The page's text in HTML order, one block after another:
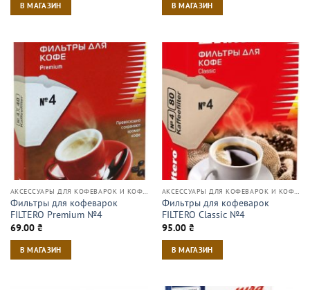
В МАГАЗИН В МАГАЗИН
АКСЕССУАРЫ ДЛЯ КОФЕВАРОК И КОФЕМАШИН
Фильтры для кофеварок
FILTERO Premium №4
69.00 ₴
В МАГАЗИН
АКСЕССУАРЫ ДЛЯ КОФЕВАРОК И КОФЕМАШИН
Фильтры для кофеварок
FILTERO Classic №4
95.00 ₴
В МАГАЗИН